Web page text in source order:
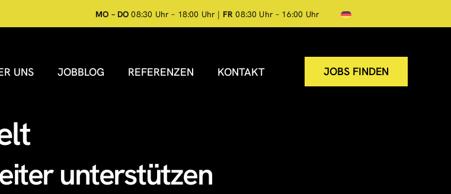
MO – DO 08:30 Uhr – 18:00 Uhr | FR 08:30 Uhr – 16:00 Uhr
UNS JOBBLOG REFERENZEN KONTAKT JOBS FINDEN
unterstützen